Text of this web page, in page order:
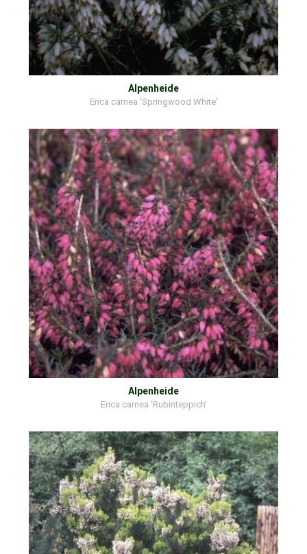
Alpenheide
Erica carnea 'Springwood White'
Alpenheide
Erica carnea 'Rubinteppich'